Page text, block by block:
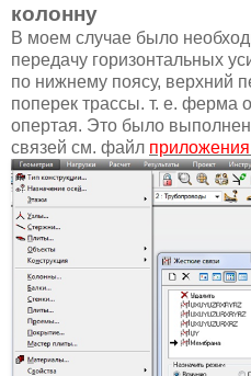
колонну
В моем случае было
передачу горизонтальных
по нижнему поясу, верхний
поперек трассы. т. е. ферма
опертая. Это было
связей см. файл